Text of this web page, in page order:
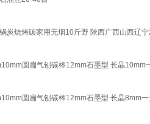
炭烧烤碳家用无烟10斤野 陜西广西山西辽
圆扁气刨碳棒12mm石墨型 长晶10mm
圆扁气刨碳棒12mm石墨型 长晶8mm